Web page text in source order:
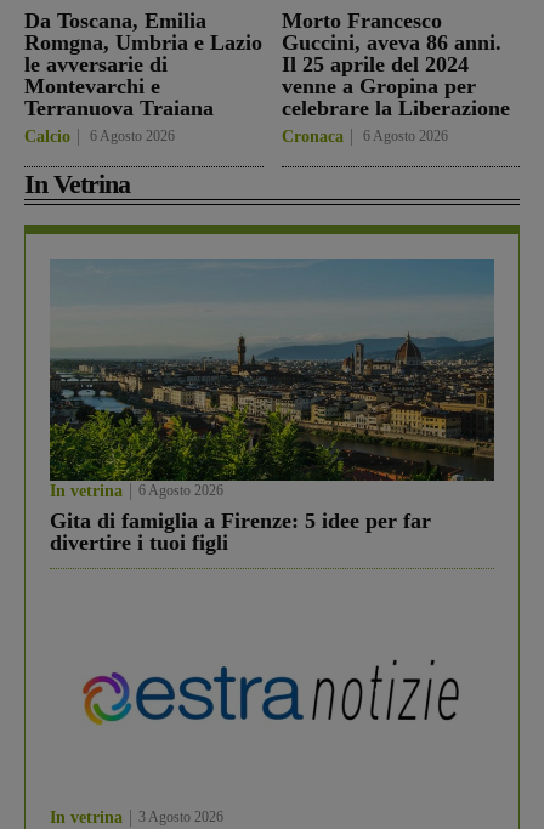
Da Toscana, Emilia
Romgna, Umbria e Lazio
le avversarie di
Montevarchi e
Terranuova Traiana
Calcio 6 Agosto 2026
Morto Francesco
Guccini, aveva 86 anni.
Il 25 aprile del 2024
venne a Gropina per
celebrare la Liberazione
Cronaca 6 Agosto 2026
In Vetrina
In vetrina 6 Agosto 2026
Gita di famiglia a Firenze: 5 idee per far
divertire i tuoi figli
In vetrina 3 Agosto 2026